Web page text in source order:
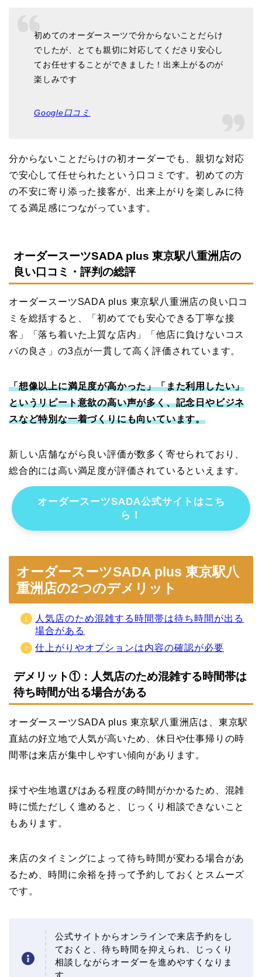
初めてのオーダースーツで分からないことだらけ
でしたが、とても親切に対応してくださり安心し
てお任せすることができました！出来上がるのが
楽しみです
Google口コミ
分からないことだらけの初オーダーでも、親切な対応
で安心して任せられたという口コミです。初めての方
の不安に寄り添った接客が、出来上がりを楽しみに待
てる満足感につながっています。
オーダースーツSADA plus 東京駅八重洲店の
良い口コミ・評判の総評
オーダースーツSADA plus 東京駅八重洲店の良い口コ
ミを総括すると、「初めてでも安心できる丁寧な接
客」「落ち着いた上質な店内」「他店に負けないコス
パの良さ」の3点が一貫して高く評価されています。
「想像以上に満足度が高かった」「また利用したい」
というリピート意欲の高い声が多く、記念日やビジネ
スなど特別な一着づくりにも向いています。
新しい店舗ながら良い評価が数多く寄せられており、
総合的には高い満足度が評価されているといえます。
オーダースーツSADA公式サイトはこち
ら！
オーダースーツSADA plus 東京駅八
重洲店の2つのデメリット
人気店のため混雑する時間帯は待ち時間が出る
場合がある
仕上がりやオプションは内容の確認が必要
デメリット①：人気店のため混雑する時間帯は
待ち時間が出る場合がある
オーダースーツSADA plus 東京駅八重洲店は、東京駅
直結の好立地で人気が高いため、休日や仕事帰りの時
間帯は来店が集中しやすい傾向があります。
採寸や生地選びはある程度の時間がかかるため、混雑
時に慌ただしく進めると、じっくり相談できないこと
もあります。
来店のタイミングによって待ち時間が変わる場合があ
るため、時間に余裕を持って予約しておくとスムーズ
です。
公式サイトからオンラインで来店予約をし
ておくと、待ち時間を抑えられ、じっくり
相談しながらオーダーを進めやすくなりま
す。